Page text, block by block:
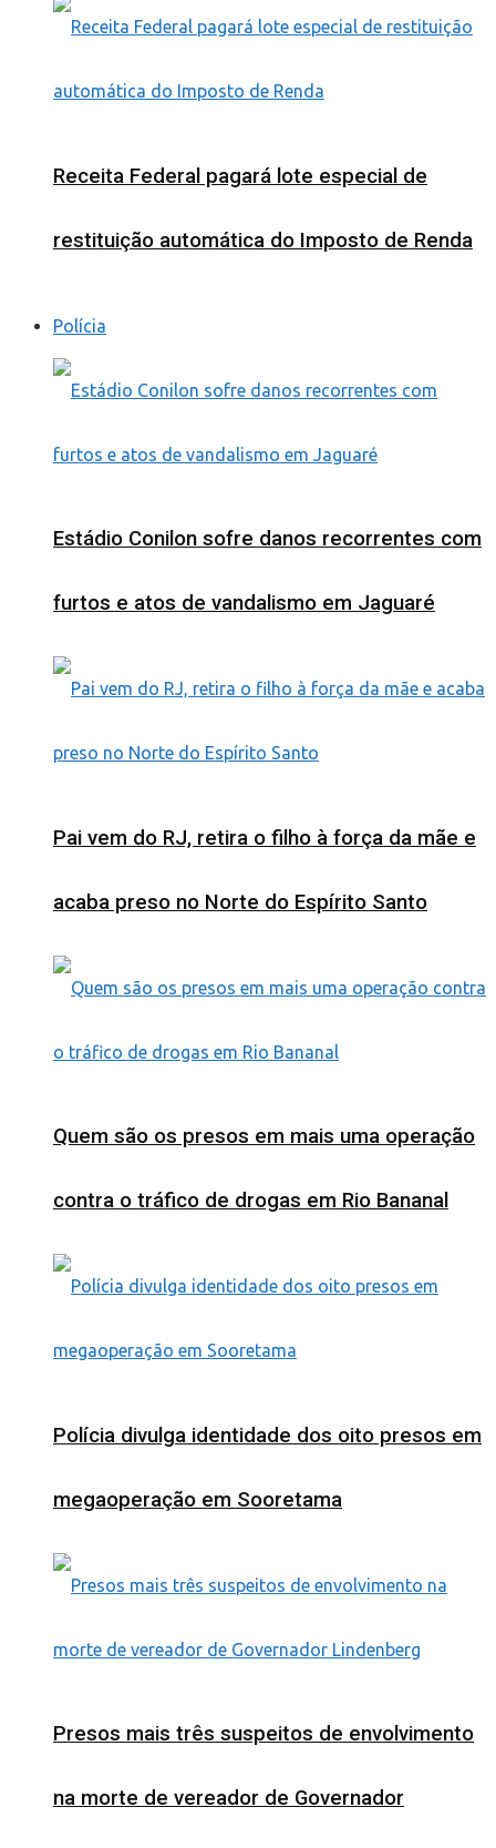
Receita Federal pagará lote especial de
restituição automática do Imposto de Renda
Polícia
Estádio Conilon sofre danos recorrentes com
furtos e atos de vandalismo em Jaguaré
Pai vem do RJ, retira o filho à força da mãe e
acaba preso no Norte do Espírito Santo
Quem são os presos em mais uma operação
contra o tráfico de drogas em Rio Bananal
Polícia divulga identidade dos oito presos em
megaoperação em Sooretama
Presos mais três suspeitos de envolvimento
na morte de vereador de Governador